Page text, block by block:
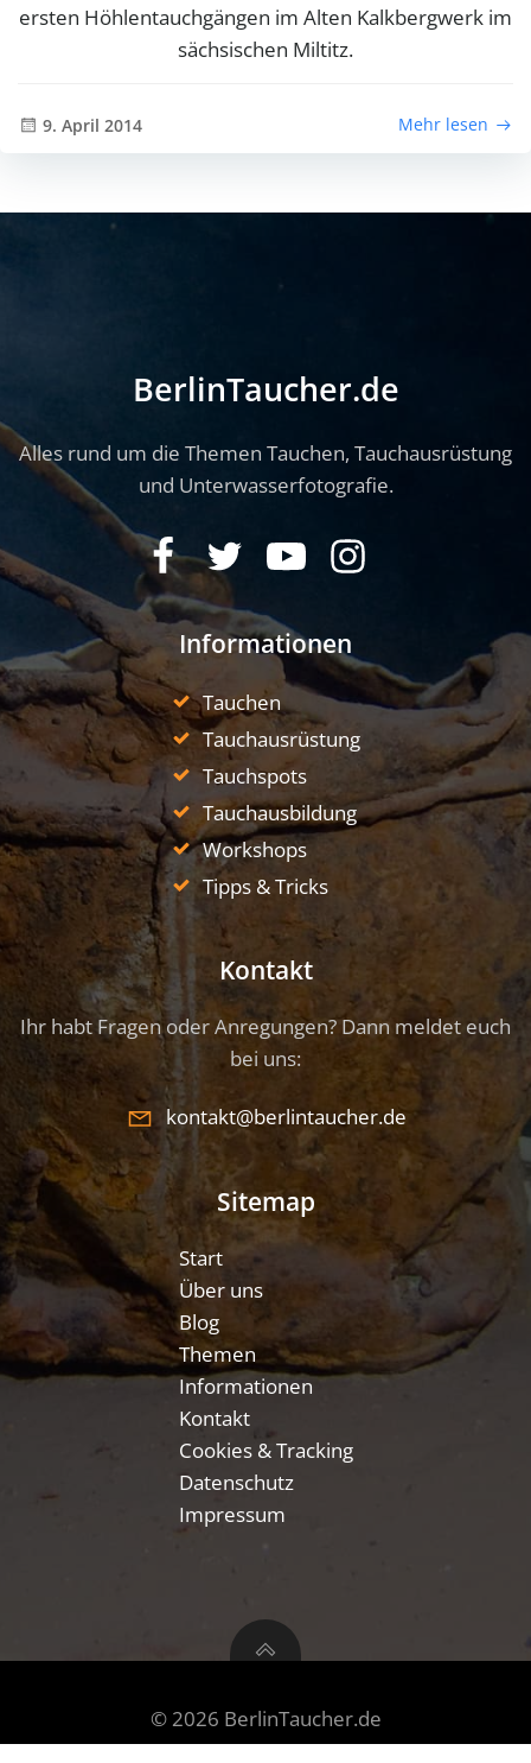
ersten Höhlentauchgängen im Alten Kalkbergwerk im
sächsischen Miltitz.
9. April 2014 Mehr lesen
BerlinTaucher.de
Alles rund um die Themen Tauchen, Tauchausrüstung
und Unterwasserfotografie.
Informationen
Tauchen
Tauchausrüstung
Tauchspots
Tauchausbildung
Workshops
Tipps & Tricks
Kontakt
Ihr habt Fragen oder Anregungen? Dann meldet euch
bei uns:
kontakt@berlintaucher.de
Sitemap
Start
Über uns
Blog
Themen
Informationen
Kontakt
Cookies & Tracking
Datenschutz
Impressum
© 2026 BerlinTaucher.de